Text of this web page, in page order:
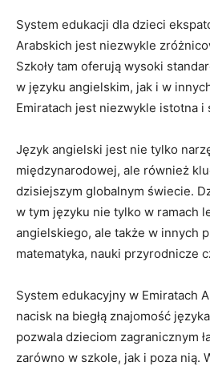
System edukacji dla ‌dzieci
Arabskich jest niezwykle‍
Szkoły tam oferują wysoki
w języku angielskim, jak i w
Emiratach jest niezwykle istotna ⁢i
Język​ angielski jest nie tylko
międzynarodowej, ale również
dzisiejszym globalnym świecie.
w tym języku nie ‍tylko w ​ramach
angielskiego, ale także w innych
matematyka, nauki przyrodnicze
System edukacyjny w Emiratach
nacisk na ⁤biegłą znajomość
pozwala dzieciom zagranicznym
zarówno w szkole,‍ jak i poza ‌nią.